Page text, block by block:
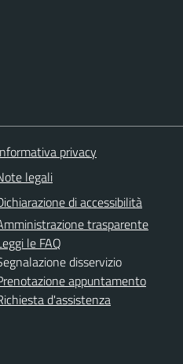
privacy
legali
di accessibilità
trasparente
le FAQ
disservizio
appuntamento
d'assistenza